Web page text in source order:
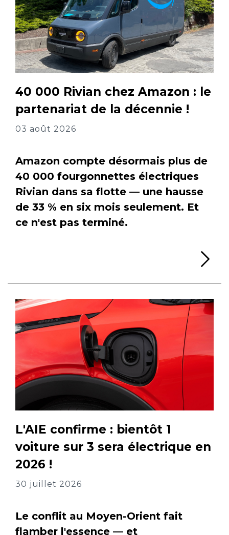
40 000 Rivian chez Amazon : le
partenariat de la décennie !
03 août 2026
Amazon compte désormais plus de
40 000 fourgonnettes électriques
Rivian dans sa flotte — une hausse
de 33 % en six mois seulement. Et
ce n'est pas terminé.
L'AIE confirme : bientôt 1
voiture sur 3 sera électrique en
2026 !
30 juillet 2026
Le conflit au Moyen-Orient fait
flamber l'essence — et